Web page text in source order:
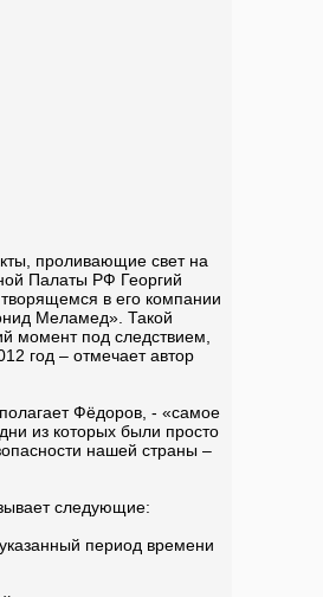
проливающие свет на
Палаты РФ Георгий
в его компании
Меламед». Такой
момент под следствием,
год – отмечает автор
Фёдоров, - «самое
из которых были просто
нашей страны –
следующие:
период времени